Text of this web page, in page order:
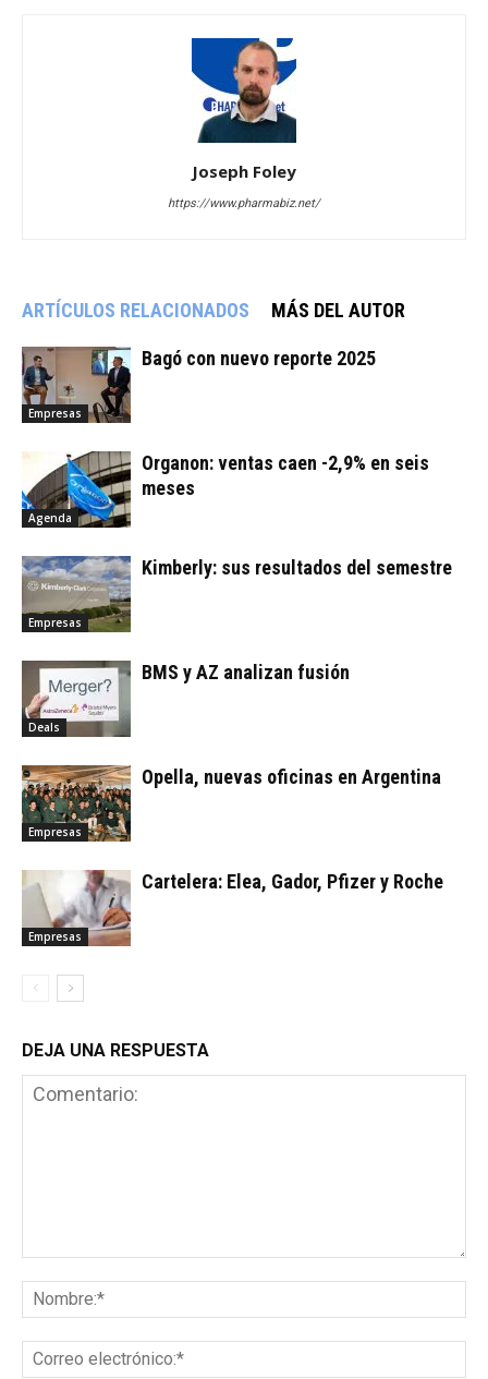
Joseph Foley
https://www.pharmabiz.net/
ARTÍCULOS RELACIONADOS MÁS DEL AUTOR
Empresas
Bagó con nuevo reporte 2025
Agenda
Organon: ventas caen -2,9% en seis
meses
Empresas
Kimberly: sus resultados del semestre
Deals
BMS y AZ analizan fusión
Empresas
Opella, nuevas oficinas en Argentina
Empresas
Cartelera: Elea, Gador, Pfizer y Roche
DEJA UNA RESPUESTA